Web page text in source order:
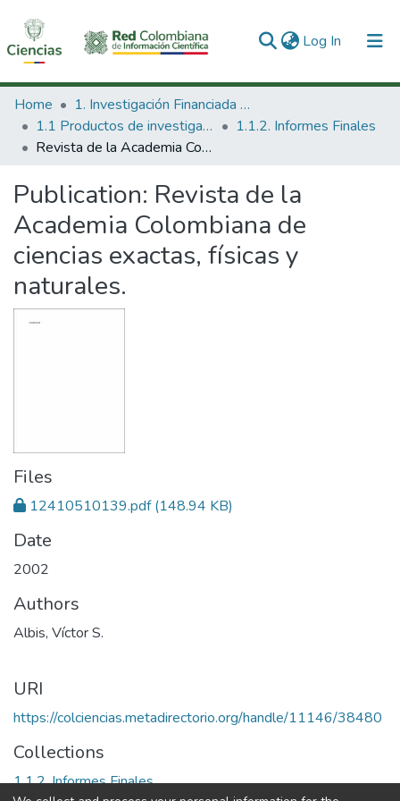
Log In (current)
Communities & Collections
All of DSpace
Home
1. Investigación Financiada con Recursos Públicos
1.1 Productos de investigación
1.1.2. Informes Finales
Revista de la Academia Colombiana de ciencias exactas, físicas y naturales.
Publication: Revista de la
Academia Colombiana de
ciencias exactas, físicas y
naturales.
Files
12410510139.pdf(148.94 KB)
Date
2002
Authors
Albis, Víctor S.
URI
https://colciencias.metadirectorio.org/handle/11146/38480
Collections
1.1.2. Informes Finales